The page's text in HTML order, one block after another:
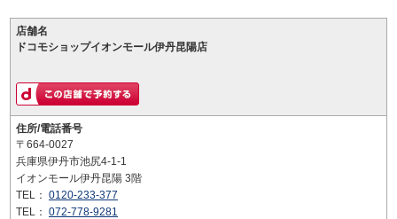
店舗名
ドコモショップイオンモール伊丹昆陽店
住所/電話番号
〒664-0027
兵庫県伊丹市池尻4-1-1
イオンモール伊丹昆陽 3階
TEL： 0120-233-377
TEL： 072-778-9281